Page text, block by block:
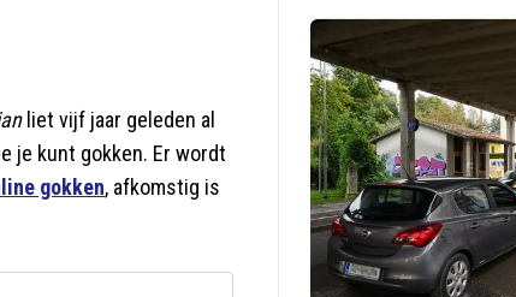
liet vijf jaar geleden al
je kunt gokken. Er wordt
gokken, afkomstig is